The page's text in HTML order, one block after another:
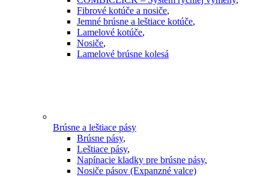
Fibrové kotúče a nosiče,
Jemné brúsne a leštiace kotúče,
Lamelové kotúče,
Nosiče,
Lamelové brúsne kolesá
Brúsne a leštiace pásy
Brúsne pásy,
Leštiace pásy,
Napínacie kladky pre brúsne pásy,
Nosiče pásov (Expanzné valce)